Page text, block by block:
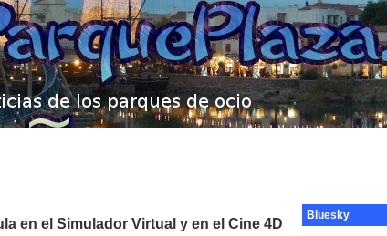
en el Simulador Virtual y en el Cine 4D
Bluesky